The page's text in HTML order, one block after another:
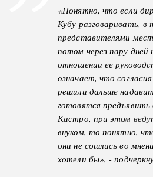
«Понятно, что если
Кубу разговаривать, в
представителями
потом через пару дней
отношении ее
означает, что
решили дальше
готовятся предъявить
Кастро, при этом
внуком, то понятно,
они не сошлись во
хотели бы», -